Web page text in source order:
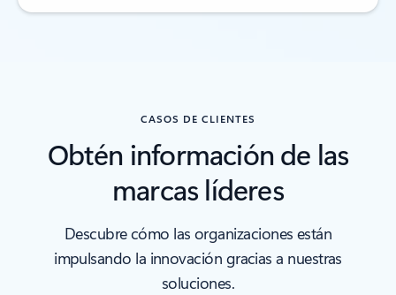
CASOS DE CLIENTES
Obtén información de las
marcas líderes
Descubre cómo las organizaciones están
impulsando la innovación gracias a nuestras
soluciones.